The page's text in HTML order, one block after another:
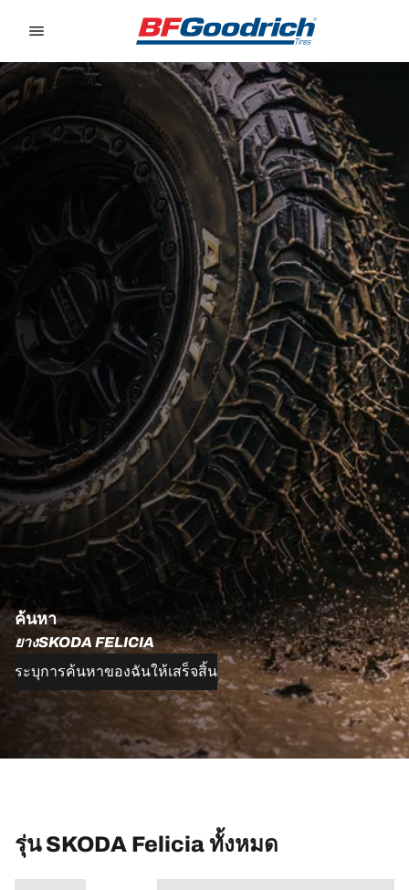
ค้นหา
ยางSKODA FELICIA
ระบุการค้นหาของฉันให้เสร็จสิ้น
รุ่น SKODA Felicia ทั้งหมด